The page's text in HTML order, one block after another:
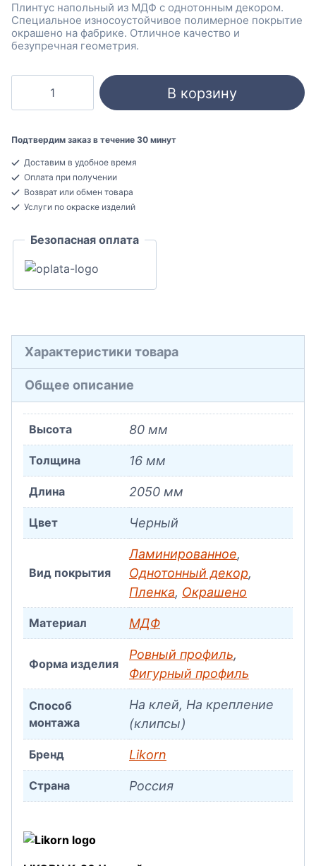
Плинтус напольный из МДФ с однотонным декором.
Специальное износоустойчивое полимерное покрытие
окрашено на фабрике. Отличное качество и
безупречная геометрия.
К-26
Плинтус
напольный
МДФ
В корзину
Подтвердим заказ в течение 30 минут
Доставим в удобное время
Оплата при получении
Возврат или обмен товара
Услуги по окраске изделий
Безопасная оплата
Характеристики товара
Общее описание
Высота 80 мм
Толщина 16 мм
Длина 2050 мм
Цвет Черный
Вид покрытия
Ламинированное,
Однотонный декор,
Пленка, Окрашено
Материал МДФ
Форма изделия
Ровный профиль,
Фигурный профиль
Способ
монтажа
На клей, На крепление
(клипсы)
Бренд Likorn
Страна Россия